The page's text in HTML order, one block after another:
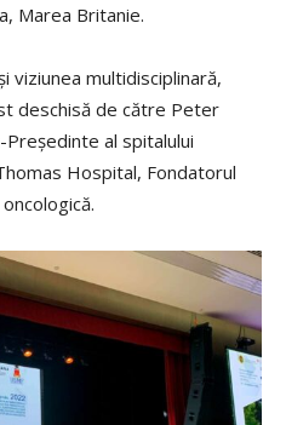
Marea Britanie.
viziunea multidisciplinară,
deschisă de către Peter
al spitalului
Hospital, Fondatorul